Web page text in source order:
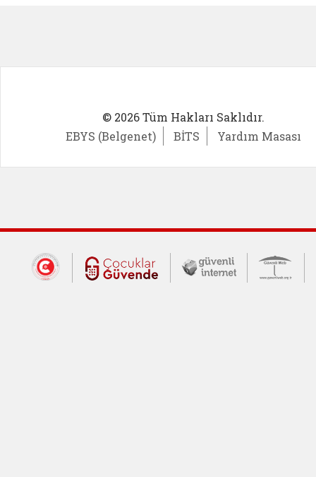
© 2026 Tüm Hakları Saklıdır.
EBYS (Belgenet)
BİTS Yardım Masası
Dış Bağlantılar
Cumhurbaşkanlığı İletişim Merkezi
Çocuklar Güvende (yeni
Güvenli